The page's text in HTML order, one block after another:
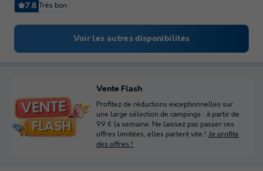
7.8 Très bon
Voir les autres disponibilités
Vente Flash
Profitez de réductions exceptionnelles sur
une large sélection de campings : à partir de
99 € la semaine. Ne laissez pas passer ces
offres limitées, elles partent vite ! Je profite
des offres !